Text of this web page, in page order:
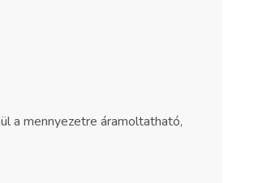
a mennyezetre áramoltatható,